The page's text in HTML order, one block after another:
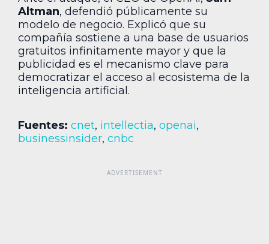
Altman, defendió públicamente su
modelo de negocio. Explicó que su
compañía sostiene a una base de usuarios
gratuitos infinitamente mayor y que la
publicidad es el mecanismo clave para
democratizar el acceso al ecosistema de la
inteligencia artificial.
Fuentes: cnet, intellectia, openai,
businessinsider, cnbc